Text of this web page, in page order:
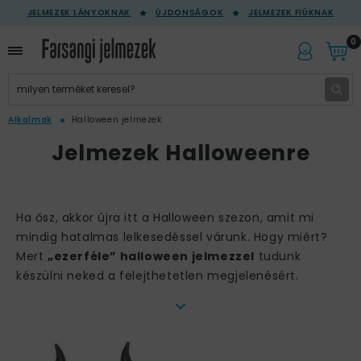
JELMEZEK LÁNYOKNAK ÚJDONSÁGOK JELMEZEK FIÚKNAK
0
Alkalmak Halloween jelmezek
Jelmezek Halloweenre
Ha ősz, akkor újra itt a Halloween szezon, amit mi
mindig hatalmas lelkesedéssel várunk. Hogy miért?
Mert „ezerféle” halloween jelmezzel tudunk
készülni neked a felejthetetlen megjelenésért.
…amiben a farsang és a halloween minden évben a